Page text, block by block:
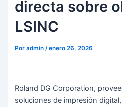
directa sobre
LSINC
Poradmin/enero 26, 2026
Roland DG Corporation,
soluciones de impresión